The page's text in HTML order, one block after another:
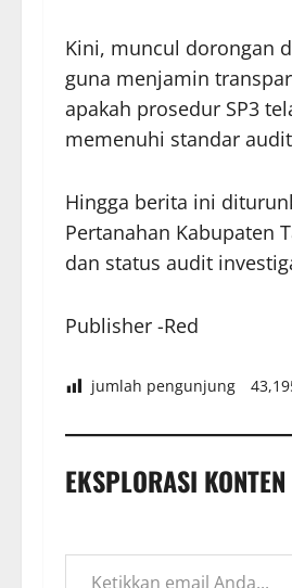
Kini, muncul dorongan
guna menjamin
apakah prosedur SP3
memenuhi standar
Hingga berita ini
Pertanahan Kabupaten
dan status audit
Publisher -Red
jumlah pengunjung
EKSPLORASI
Ketikkan email Anda...